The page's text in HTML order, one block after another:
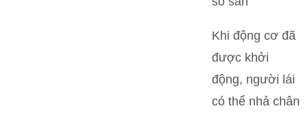
Khi động cơ đã
được khởi
động, người lái
có thể nhả chân